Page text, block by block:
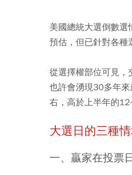
美國總統大選倒數
預估，但已針對各種
從選擇權部位可見
也許會湧現30多年
右，高於上半年的
大選日的三種情
一、贏家在投票